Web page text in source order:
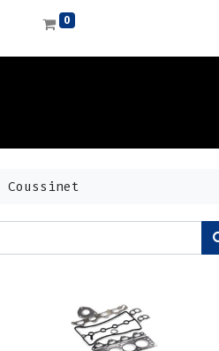
0
Coussinet